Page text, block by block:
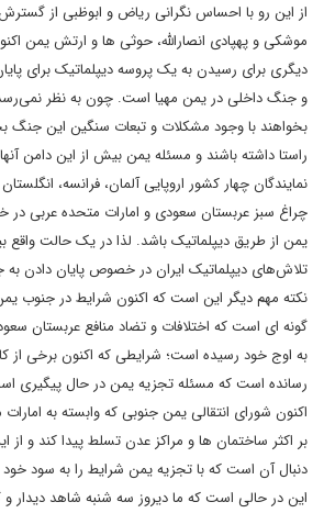
از این رو با احساس نگرانی ریاض و ابوظبی از
موشکی و پهپادی انصارالله، حوثی ها و ارتش یمن
دیگری برای رسیدن به یک پروسه دیپلماتیک برای
و جنگ داخلی در یمن مهیا است. چون به نظر
بخواهند با وجود مشکلات و تبعات سنگین این جنگ
راستا داشته باشند و مسئله یمن بیش از این دامن آنها
نمایندگان چهار کشور اروپایی آلمان، فرانسه،
چراغ سبز عربستان سعودی و امارات متحده عربی
یمن از طریق دیپلماتیک باشد. لذا در یک حالت واقع
تلاش‌های دیپلماتیک ایران در خصوص پایان دادن به
نکته مهم دیگر این است که اکنون شرایط در جنوب
گونه ای است که اختلافات و تضاد منافع عربستان
به اوج خود رسیده است؛ شرایطی که اکنون برخی از
رسانده است که مسئله تجزیه یمن در حال
اکنون شورای انتقالی یمن جنوبی که وابسته به
بر اکثر ساختمان ها و مراکز عدن تسلط پیدا کند و از
دنبال آن است که با تجزیه یمن شرایط را به سود خود
این در حالی است که ما دیروز سه شنبه شاهد